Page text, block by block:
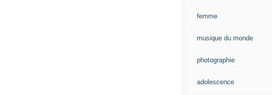
femme
musique du monde
photographie
adolescence